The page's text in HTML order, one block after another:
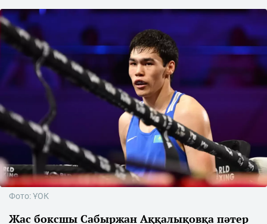
Фото: ҰОК
Жас боксшы Сабыржан Аққалықовқа пәтер